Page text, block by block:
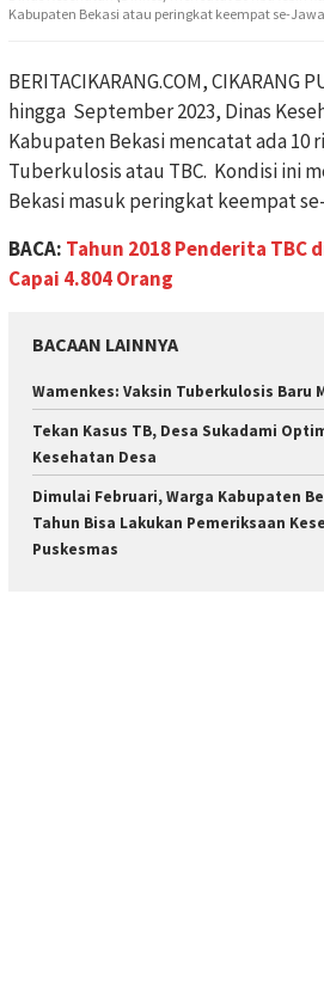
Kabupaten Bekasi atau peringkat keempat se-
BERITACIKARANG.COM, CIKARANG
hingga September 2023, Dinas
Kabupaten Bekasi mencatat ada 10
Tuberkulosis atau TBC. Kondisi ini
Bekasi masuk peringkat keempat
BACA: Tahun 2018 Penderita TBC
Capai 4.804 Orang
BACAAN LAINNYA
Wamenkes: Vaksin Tuberkulosis Baru
Tekan Kasus TB, Desa Sukadami
Kesehatan Desa
Dimulai Februari, Warga Kabupaten
Tahun Bisa Lakukan Pemeriksaan
Puskesmas